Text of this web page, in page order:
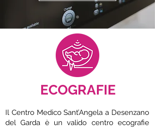
ECOGRAFIE
Il Centro Medico Sant’Angela a Desenzano
del Garda è un valido centro ecografie